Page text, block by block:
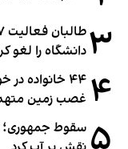
۳دانشگاه را لغو
۴
۴۴ خانواده
غصب زمین
سقوط جمهوری؛